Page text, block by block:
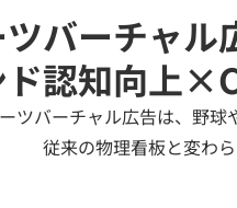
バーチャル
ド認知向上
ツバーチャル広告は、野
従来の物理看板と変わ